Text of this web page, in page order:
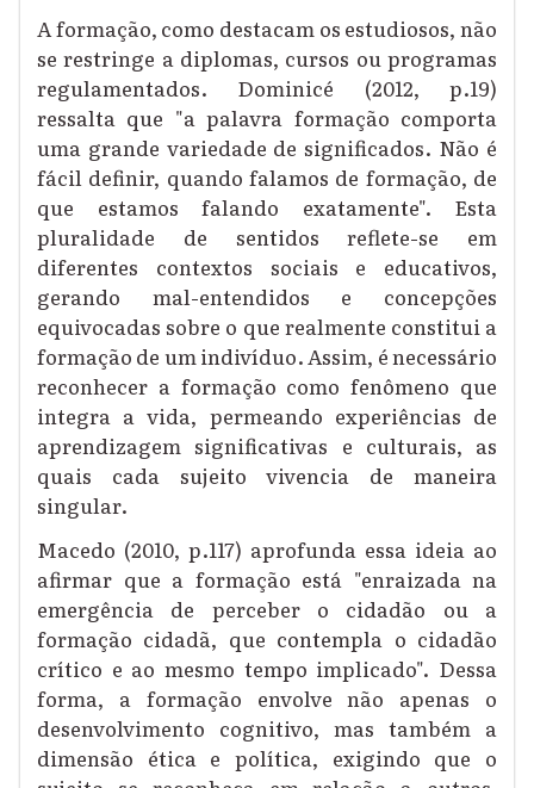
A formação, como destacam os estudiosos, não
se restringe a diplomas, cursos ou programas
regulamentados. Dominicé (2012, p.19)
ressalta que "a palavra formação comporta
uma grande variedade de significados. Não é
fácil definir, quando falamos de formação, de
que estamos falando exatamente". Esta
pluralidade de sentidos reflete-se em
diferentes contextos sociais e educativos,
gerando mal-entendidos e concepções
equivocadas sobre o que realmente constitui a
formação de um indivíduo. Assim, é necessário
reconhecer a formação como fenômeno que
integra a vida, permeando experiências de
aprendizagem significativas e culturais, as
quais cada sujeito vivencia de maneira
singular.
Macedo (2010, p.117) aprofunda essa ideia ao
afirmar que a formação está "enraizada na
emergência de perceber o cidadão ou a
formação cidadã, que contempla o cidadão
crítico e ao mesmo tempo implicado". Dessa
forma, a formação envolve não apenas o
desenvolvimento cognitivo, mas também a
dimensão ética e política, exigindo que o